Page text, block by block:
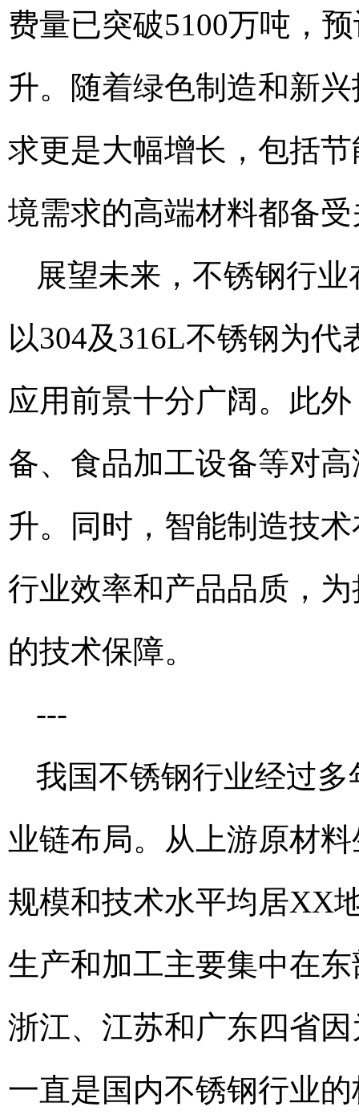
费量已突破5100万吨，
升。随着绿色制造和新
求更是大幅增长，包括
境需求的高端材料都备
展望未来，不锈钢行
以304及316L不锈钢为
应用前景十分广阔。此
备、食品加工设备等对
升。同时，智能制造技
行业效率和产品品质，
的技术保障。
---
我国不锈钢行业经过
业链布局。从上游原材
规模和技术水平均居XX
生产和加工主要集中在
浙江、江苏和广东四省
一直是国内不锈钢行业